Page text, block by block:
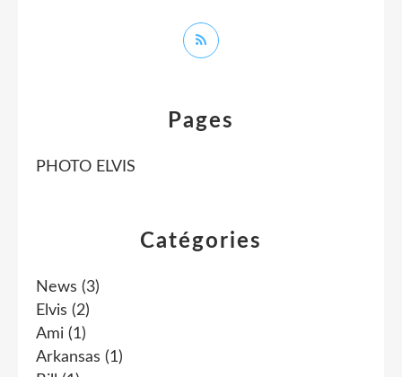
Catégories
News (3)
Elvis (2)
Ami (1)
Arkansas (1)
Pages
PHOTO ELVIS